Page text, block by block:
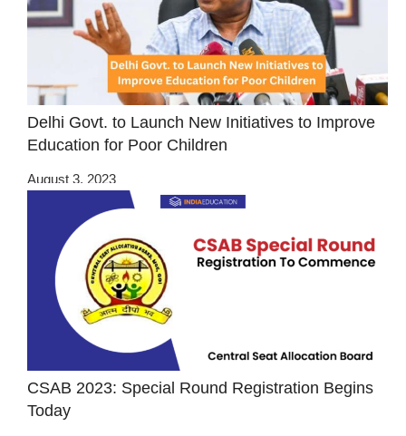
Delhi Govt. to Launch New Initiatives to Improve
Education for Poor Children
August 3, 2023
CSAB 2023: Special Round Registration Begins
Today